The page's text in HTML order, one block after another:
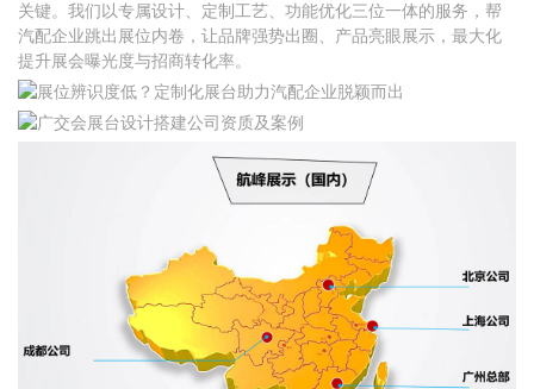
关键。我们以专属设计、定制工艺、功能优化三位一体的服务，帮
汽配企业跳出展位内卷，让品牌强势出圈、产品亮眼展示，最大化
提升展会曝光度与招商转化率。